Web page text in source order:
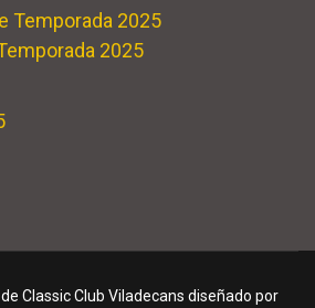
2025
Classic Club Viladecans diseñado por